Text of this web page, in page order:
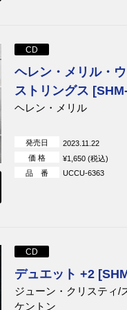
スタン・ゲッツ
アントニオ・カルロス
ビン
マルコス・ヴァーリ
タンバ4
CD
ヘレン・メリル・
ストリングス
ヘレン・メリル
発売日
2023.11.22
価 格
¥1,650 (税込)
品 番
UCCU-6363
CD
デュエット +2
ジューン・クリスティ/
ケントン